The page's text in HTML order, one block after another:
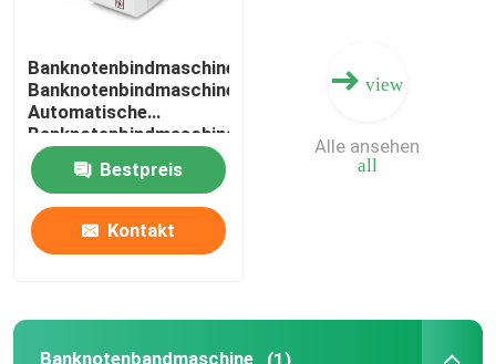
Banknotenbindmaschine
Banknotenbindmaschine
Automatische
Banknotenbindmaschine
Währungsbindmaschine
Banknotenbündelbindmaschine
Bestpreis
Kontakt
view
all
Alle ansehen
Banknotenbandmaschine (1)